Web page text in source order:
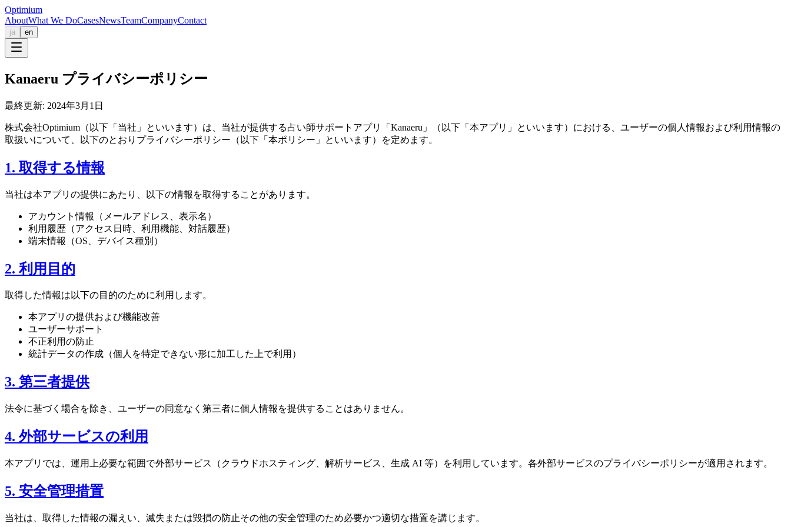
Optimium
AboutWhat We DoCasesNewsTeamCompanyContact
ja en
Kanaeru プライバシーポリシー
最終更新: 2024年3月1日
株式会社Optimium（以下「当社」といいます）は、当社が提供する占い師サポートアプリ「Kanaeru」（以下「本アプリ」といいます）における、ユーザーの個人情報および利用情報の
取扱いについて、以下のとおりプライバシーポリシー（以下「本ポリシー」といいます）を定めます。
1. 取得する情報
当社は本アプリの提供にあたり、以下の情報を取得することがあります。
アカウント情報（メールアドレス、表示名）
利用履歴（アクセス日時、利用機能、対話履歴）
端末情報（OS、デバイス種別）
2. 利用目的
取得した情報は以下の目的のために利用します。
本アプリの提供および機能改善
ユーザーサポート
不正利用の防止
統計データの作成（個人を特定できない形に加工した上で利用）
3. 第三者提供
法令に基づく場合を除き、ユーザーの同意なく第三者に個人情報を提供することはありません。
4. 外部サービスの利用
本アプリでは、運用上必要な範囲で外部サービス（クラウドホスティング、解析サービス、生成 AI 等）を利用しています。各外部サービスのプライバシーポリシーが適用されます。
5. 安全管理措置
当社は、取得した情報の漏えい、滅失または毀損の防止その他の安全管理のため必要かつ適切な措置を講じます。